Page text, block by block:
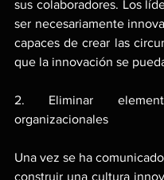
sus colaboradores. Los
ser necesariamente
capaces de crear las
que la innovación se
2. Eliminar
organizacionales
Una vez se ha
construir una cultura